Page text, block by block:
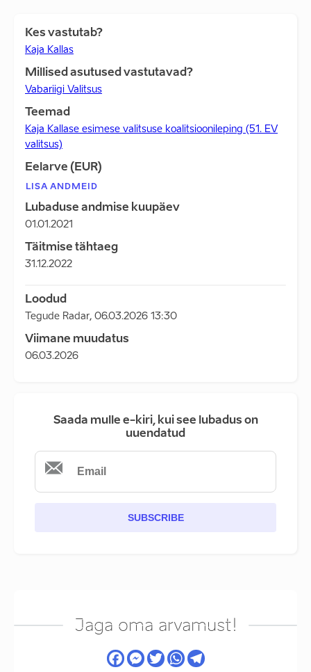
Kes vastutab?
Kaja Kallas
Millised asutused vastutavad?
Vabariigi Valitsus
Teemad
Kaja Kallase esimese valitsuse koalitsioonileping (51. EV
valitsus)
Eelarve (EUR)
LISA ANDMEID
Lubaduse andmise kuupäev
01.01.2021
Täitmise tähtaeg
31.12.2022
Loodud
Tegude Radar, 06.03.2026 13:30
Viimane muudatus
06.03.2026
Saada mulle e-kiri, kui see lubadus on
uuendatud
SUBSCRIBE
Jaga oma arvamust!